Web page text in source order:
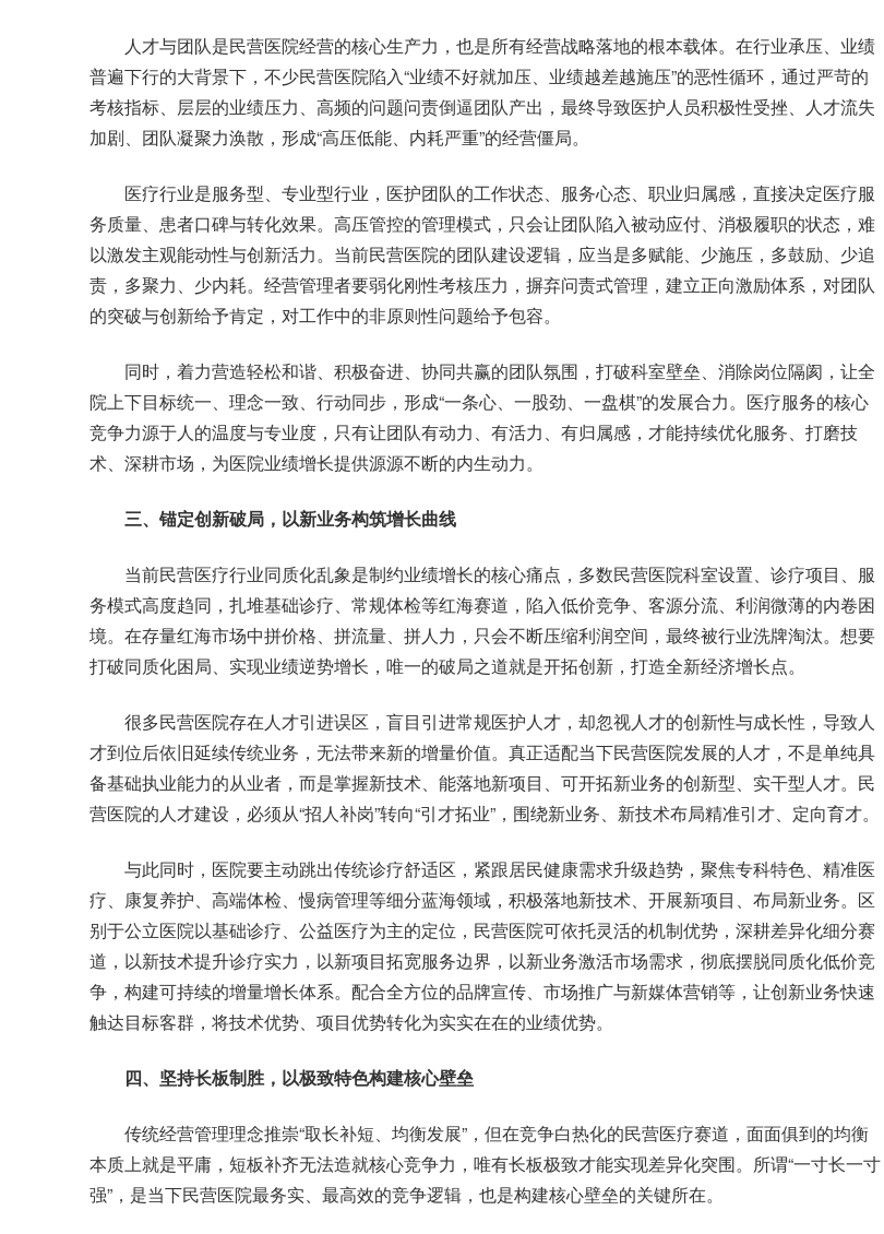
人才与团队是民营医院经营的核心生产力，也是所有经营战略落地的根本载体。在行业承压、业绩
普遍下行的大背景下，不少民营医院陷入“业绩不好就加压、业绩越差越施压”的恶性循环，通过严苛的
考核指标、层层的业绩压力、高频的问题问责倒逼团队产出，最终导致医护人员积极性受挫、人才流失
加剧、团队凝聚力涣散，形成“高压低能、内耗严重”的经营僵局。
医疗行业是服务型、专业型行业，医护团队的工作状态、服务心态、职业归属感，直接决定医疗服
务质量、患者口碑与转化效果。高压管控的管理模式，只会让团队陷入被动应付、消极履职的状态，难
以激发主观能动性与创新活力。当前民营医院的团队建设逻辑，应当是多赋能、少施压，多鼓励、少追
责，多聚力、少内耗。经营管理者要弱化刚性考核压力，摒弃问责式管理，建立正向激励体系，对团队
的突破与创新给予肯定，对工作中的非原则性问题给予包容。
同时，着力营造轻松和谐、积极奋进、协同共赢的团队氛围，打破科室壁垒、消除岗位隔阂，让全
院上下目标统一、理念一致、行动同步，形成“一条心、一股劲、一盘棋”的发展合力。医疗服务的核心
竞争力源于人的温度与专业度，只有让团队有动力、有活力、有归属感，才能持续优化服务、打磨技
术、深耕市场，为医院业绩增长提供源源不断的内生动力。
三、锚定创新破局，以新业务构筑增长曲线
当前民营医疗行业同质化乱象是制约业绩增长的核心痛点，多数民营医院科室设置、诊疗项目、服
务模式高度趋同，扎堆基础诊疗、常规体检等红海赛道，陷入低价竞争、客源分流、利润微薄的内卷困
境。在存量红海市场中拼价格、拼流量、拼人力，只会不断压缩利润空间，最终被行业洗牌淘汰。想要
打破同质化困局、实现业绩逆势增长，唯一的破局之道就是开拓创新，打造全新经济增长点。
很多民营医院存在人才引进误区，盲目引进常规医护人才，却忽视人才的创新性与成长性，导致人
才到位后依旧延续传统业务，无法带来新的增量价值。真正适配当下民营医院发展的人才，不是单纯具
备基础执业能力的从业者，而是掌握新技术、能落地新项目、可开拓新业务的创新型、实干型人才。民
营医院的人才建设，必须从“招人补岗”转向“引才拓业”，围绕新业务、新技术布局精准引才、定向育才。
与此同时，医院要主动跳出传统诊疗舒适区，紧跟居民健康需求升级趋势，聚焦专科特色、精准医
疗、康复养护、高端体检、慢病管理等细分蓝海领域，积极落地新技术、开展新项目、布局新业务。区
别于公立医院以基础诊疗、公益医疗为主的定位，民营医院可依托灵活的机制优势，深耕差异化细分赛
道，以新技术提升诊疗实力，以新项目拓宽服务边界，以新业务激活市场需求，彻底摆脱同质化低价竞
争，构建可持续的增量增长体系。配合全方位的品牌宣传、市场推广与新媒体营销等，让创新业务快速
触达目标客群，将技术优势、项目优势转化为实实在在的业绩优势。
四、坚持长板制胜，以极致特色构建核心壁垒
传统经营管理理念推崇“取长补短、均衡发展”，但在竞争白热化的民营医疗赛道，面面俱到的均衡
本质上就是平庸，短板补齐无法造就核心竞争力，唯有长板极致才能实现差异化突围。所谓“一寸长一寸
强”，是当下民营医院最务实、最高效的竞争逻辑，也是构建核心壁垒的关键所在。